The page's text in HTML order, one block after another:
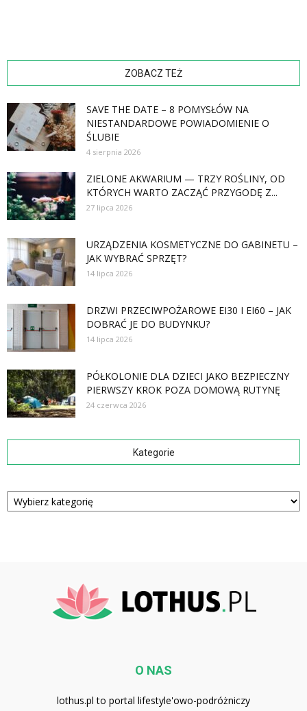
ZOBACZ TEŻ
SAVE THE DATE – 8 POMYSŁÓW NA
NIESTANDARDOWE POWIADOMIENIE O
ŚLUBIE
4 sierpnia 2026
ZIELONE AKWARIUM — TRZY ROŚLINY, OD
KTÓRYCH WARTO ZACZĄĆ PRZYGODĘ Z...
27 lipca 2026
URZĄDZENIA KOSMETYCZNE DO GABINETU –
JAK WYBRAĆ SPRZĘT?
14 lipca 2026
DRZWI PRZECIWPOŻAROWE EI30 I EI60 – JAK
DOBRAĆ JE DO BUDYNKU?
14 lipca 2026
PÓŁKOLONIE DLA DZIECI JAKO BEZPIECZNY
PIERWSZY KROK POZA DOMOWĄ RUTYNĘ
24 czerwca 2026
Kategorie
Kategorie
O NAS
lothus.pl to portal lifestyle'owo-podróżniczy